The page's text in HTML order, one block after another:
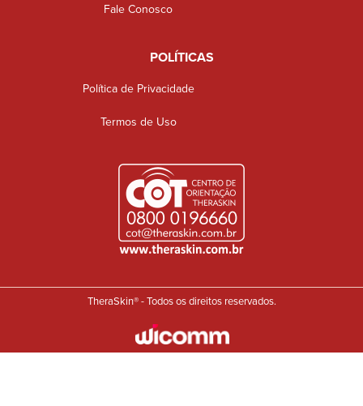
Fale Conosco
POLÍTICAS
Política de Privacidade
Termos de Uso
TheraSkin® - Todos os direitos reservados.